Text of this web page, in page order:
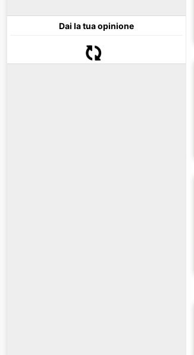
Dai la tua opinione